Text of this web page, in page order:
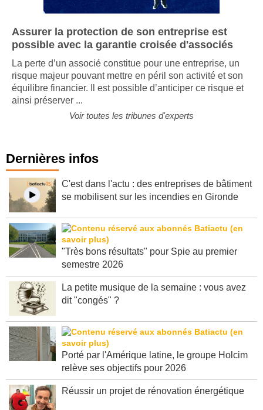
Assurer la protection de son entreprise est
possible avec la garantie croisée d'associés
La perte d’un associé constitue pour une entreprise, un
risque majeur pouvant mettre en péril son activité et son
équilibre financier. Il est possible d’anticiper ce risque et
Dernières infos
C'est dans l'actu : des entreprises de bâtiment
"Très bons résultats" pour Spie au premier
La petite musique de la semaine : vous avez
Porté par l'Amérique latine, le groupe Holcim